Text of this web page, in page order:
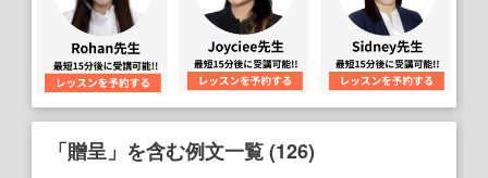
「贈呈」を含む例文一覧 (126)